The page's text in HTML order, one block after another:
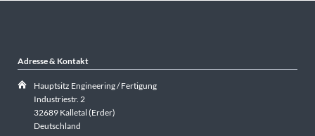
Adresse & Kontakt
Hauptsitz Engineering / Fertigung
Industriestr. 2
32689 Kalletal (Erder)
Deutschland